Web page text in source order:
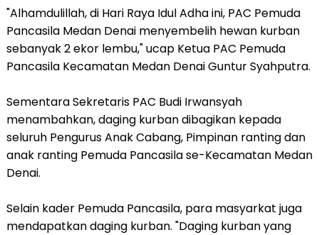
"Alhamdulillah, di Hari Raya Idul Adha ini, PAC Pemuda
Pancasila Medan Denai menyembelih hewan kurban
sebanyak 2 ekor lembu," ucap Ketua PAC Pemuda
Pancasila Kecamatan Medan Denai Guntur Syahputra.
Sementara Sekretaris PAC Budi Irwansyah
menambahkan, daging kurban dibagikan kepada
seluruh Pengurus Anak Cabang, Pimpinan ranting dan
anak ranting Pemuda Pancasila se-Kecamatan Medan
Denai.
Selain kader Pemuda Pancasila, para masyarkat juga
mendapatkan daging kurban. "Daging kurban yang